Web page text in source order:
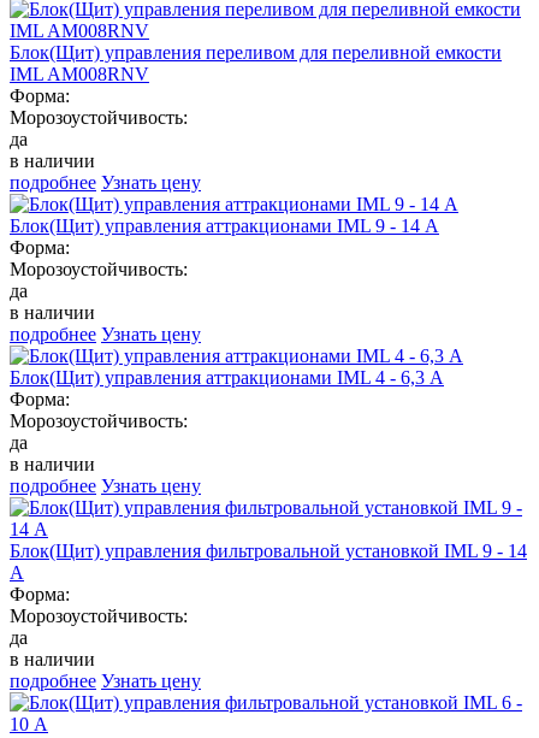
Блок(Щит) управления переливом для переливной емкости
IML AM008RNV
Форма:
Морозоустойчивость:
да
в наличии
подробнее Узнать цену
Блок(Щит) управления аттракционами IML 9 - 14 А
Форма:
Морозоустойчивость:
да
в наличии
подробнее Узнать цену
Блок(Щит) управления аттракционами IML 4 - 6,3 А
Форма:
Морозоустойчивость:
да
в наличии
подробнее Узнать цену
Блок(Щит) управления фильтровальной установкой IML 9 - 14
А
Форма:
Морозоустойчивость:
да
в наличии
подробнее Узнать цену